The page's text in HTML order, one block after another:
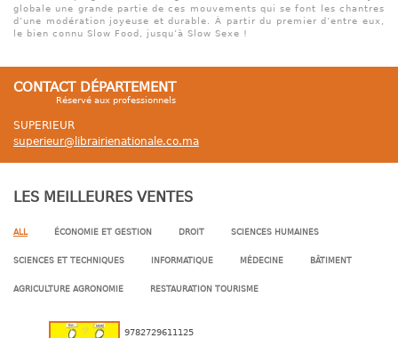
globale une grande partie de ces mouvements qui se font les chantres
d’une modération joyeuse et durable. À partir du premier d’entre eux,
le bien connu Slow Food, jusqu’à Slow Sexe !
CONTACT DÉPARTEMENT
Réservé aux professionnels
SUPERIEUR
superieur@librairienationale.co.ma
LES MEILLEURES VENTES
ALL ÉCONOMIE ET GESTION DROIT SCIENCES HUMAINES
SCIENCES ET TECHNIQUES INFORMATIQUE MÉDECINE BÂTIMENT
AGRICULTURE AGRONOMIE RESTAURATION TOURISME
9782729611125